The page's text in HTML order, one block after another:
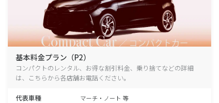
基本料金プラン（P2）
コンパクトのレンタル、お得な割引料金、乗り捨てなどの詳細
は、こちらから各店舗お電話ください。
代表車種 マーチ・ノート 等